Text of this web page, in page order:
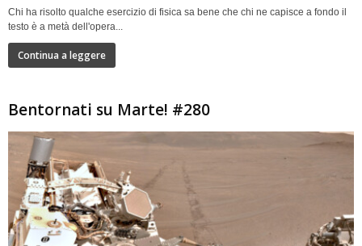
Chi ha risolto qualche esercizio di fisica sa bene che chi ne capisce a fondo il
testo è a metà dell'opera...
Continua a leggere
Bentornati su Marte! #280